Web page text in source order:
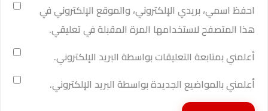
احفظ اسمي، بريدي الإلكتروني، والموقع الإلكتروني في
هذا المتصفح لاستخدامها المرة المقبلة في تعليقي.
أعلمني بمتابعة التعليقات بواسطة البريد الإلكتروني.
أعلمني بالمواضيع الجديدة بواسطة البريد الإلكتروني.